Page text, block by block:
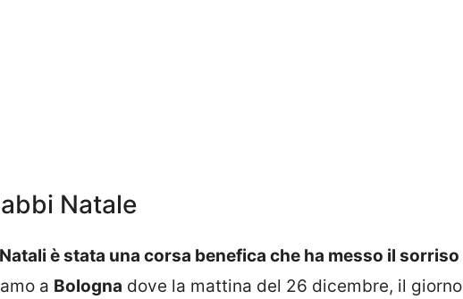
Natale
è stata una corsa benefica che ha messo il sorriso
a Bologna dove la mattina del 26 dicembre, il giorno